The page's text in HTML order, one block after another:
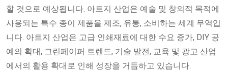
할 것으로 예상됩니다. ​아트지 산업은 예술 및 창의적 목적에
사용되는 특수 종이 제품을 제조, 유통, 소비하는 세계 무역입
니다. 아트지 산업은 고급 인쇄재료에 대한 수요 증가, DIY 공
예의 확대, 그린페이퍼 트렌드, 기술 발전, 교육 및 광고 산업
에서의 활용 확대로 인해 성장을 거듭하고 있습니다.